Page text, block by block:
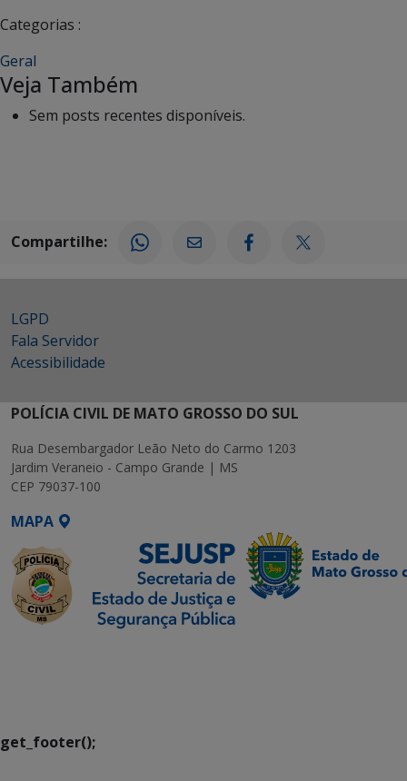
Categorias :
Geral
Veja Também
Sem posts recentes disponíveis.
Compartilhe:
LGPD
Fala Servidor
Acessibilidade
POLÍCIA CIVIL DE MATO GROSSO DO SUL
Rua Desembargador Leão Neto do Carmo 1203
Jardim Veraneio - Campo Grande | MS
CEP 79037-100
MAPA
get_footer();